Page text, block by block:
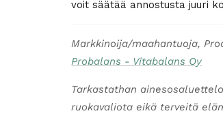
voit säätää annostusta juuri
Markkinoija/maahantuoja,
Probalans - Vitabalans Oy
Tarkastathan
ruokavaliota eikä terveitä